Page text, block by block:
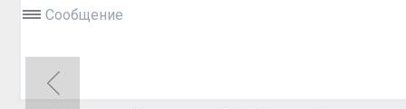
Сообщение